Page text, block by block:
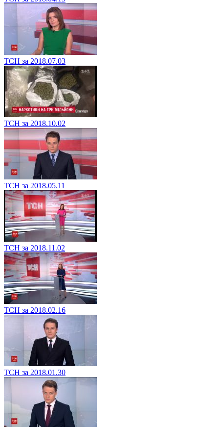
ТСН за 2018.07.03
ТСН за 2018.10.02
ТСН за 2018.05.11
ТСН за 2018.11.02
ТСН за 2018.02.16
ТСН за 2018.01.30